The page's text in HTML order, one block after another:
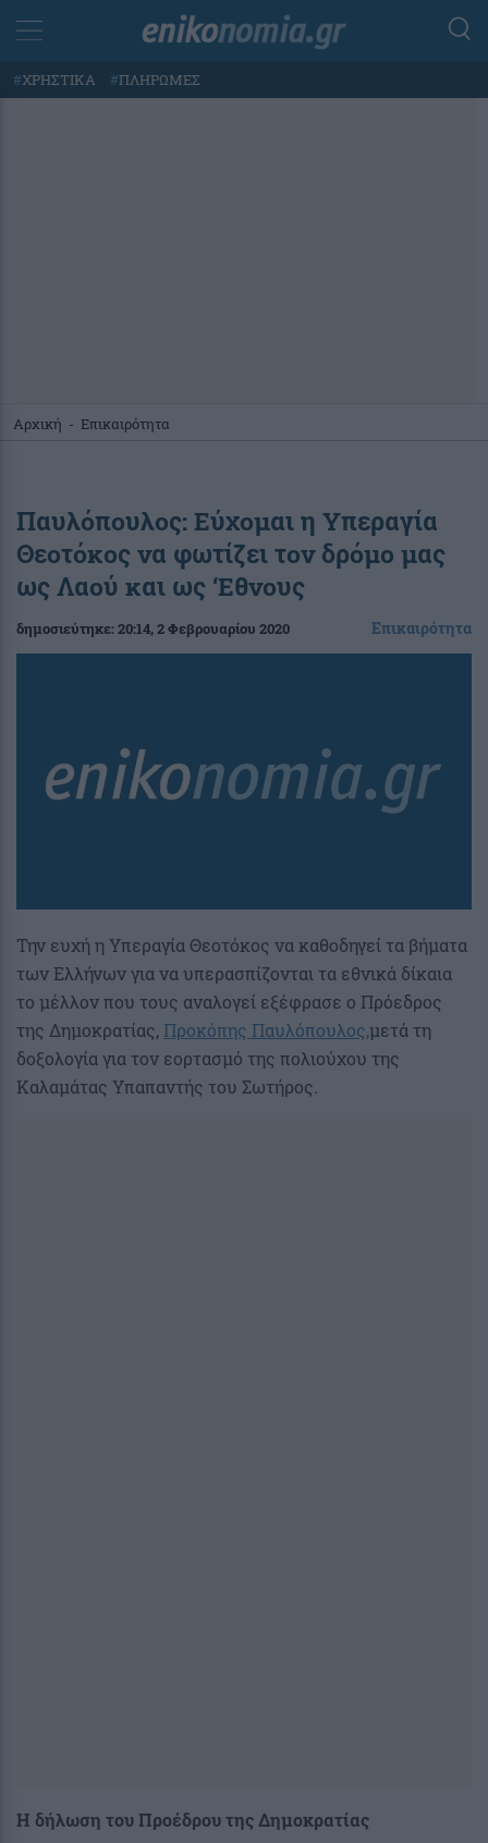
#ΧΡΗΣΤΙΚΑ #ΠΛΗΡΩΜΕΣ
Αρχική - Επικαιρότητα
Παυλόπουλος: Εύχομαι η Υπεραγία
Θεοτόκος να φωτίζει τον δρόμο μας
ως Λαού και ως ‘Εθνους
δημοσιεύτηκε:20:14, 2 Φεβρουαρίου 2020 Επικαιρότητα
Την ευχή η Υπεραγία Θεοτόκος να καθοδηγεί τα βήματα
των Ελλήνων για να υπερασπίζονται τα εθνικά δίκαια
το μέλλον που τους αναλογεί εξέφρασε ο Πρόεδρος
της Δημοκρατίας, Προκόπης Παυλόπουλος,μετά τη
δοξολογία για τον εορτασμό της πολιούχου της
Καλαμάτας Υπαπαντής του Σωτήρος.
Η δήλωση του Προέδρου της Δημοκρατίας